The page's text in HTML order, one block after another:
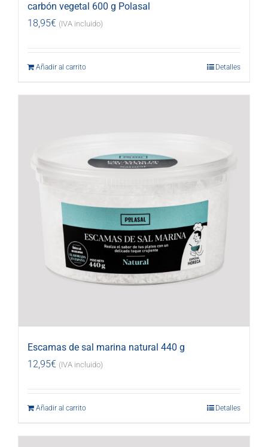
carbón vegetal 600 g Polasal
18,95€ (IVA incluido)
Añadir al carrito Detalles
Escamas de sal marina natural 440 g
12,95€ (IVA incluido)
Añadir al carrito Detalles